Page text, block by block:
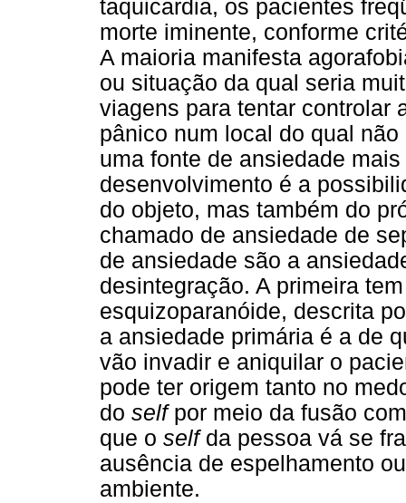
taquicardia, os pacientes
morte iminente, conforme
A maioria manifesta
ou situação da qual seria
viagens para tentar controlar
pânico num local do qual
uma fonte de ansiedade
desenvolvimento é a
do objeto, mas também do
chamado de ansiedade de
de ansiedade são a
desintegração. A primeira
esquizoparanóide, descrita
a ansiedade primária é a de
vão invadir e aniquilar o
pode ter origem tanto no
do selfpor meio da fusão
que o selfda pessoa vá se
ausência de espelhamento
ambiente.